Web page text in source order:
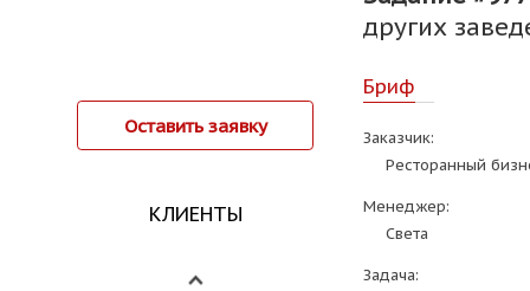
других
Оставить заявку
КЛИЕНТЫ
Бриф
Заказчик:
Ресторанный
Менеджер:
Света
Задача: